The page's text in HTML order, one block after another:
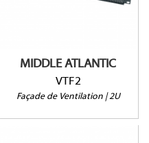
MIDDLE ATLANTIC
VTF2
Façade de Ventilation | 2U